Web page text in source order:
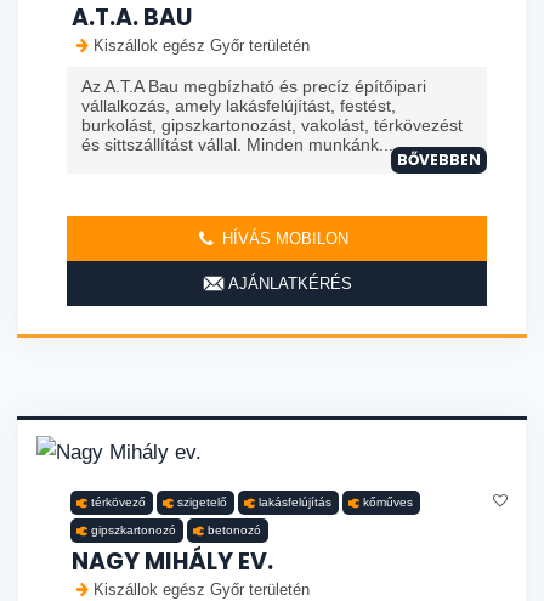
A.T.A. BAU
Kiszállok egész Győr területén
Az A.T.A Bau megbízható és precíz építőipari
vállalkozás, amely lakásfelújítást, festést,
burkolást, gipszkartonozást, vakolást, térkövezést
és sittszállítást vállal. Minden munkánk...
BŐVEBBEN
HÍVÁS MOBILON
AJÁNLATKÉRÉS
térkövező szigetelő lakásfelújítás kőműves
gipszkartonozó betonozó
NAGY MIHÁLY EV.
Kiszállok egész Győr területén